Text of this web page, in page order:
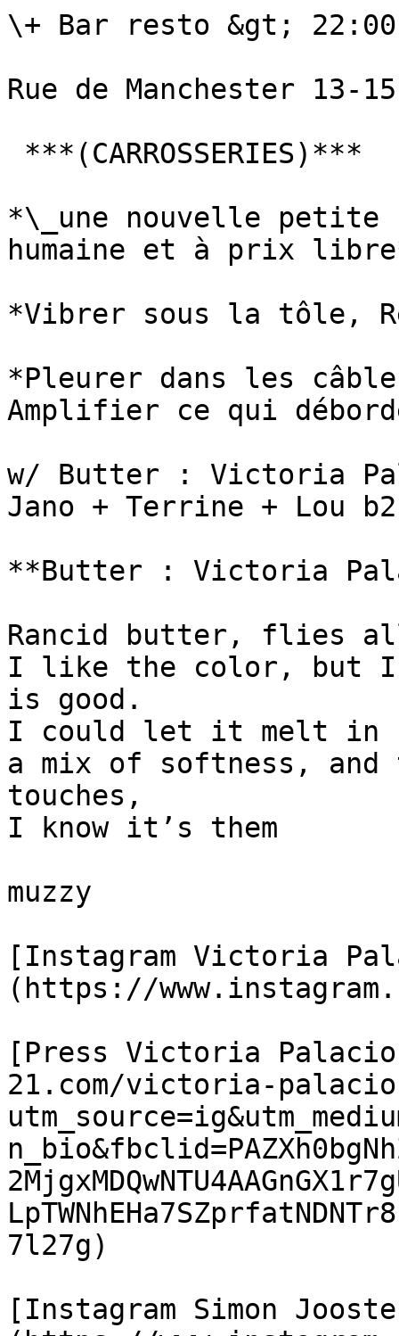
\+ Bar resto &gt;
Rue de Manchester 13-
*\_une nouvelle
humaine et à prix
*Vibrer sous la tôle,
*Pleurer dans les
Amplifier ce qui
w/ Butter : Victoria
Jano + Terrine + Lou
**Butter : Victoria
Rancid butter, flies
I like the color, but I
is good.
I could let it melt in
a mix of softness, and
touches,
I know it’s them
muzzy
[Instagram Victoria
(https://
[Press Victoria
21.com/victoria-
7l27g)
[Instagram Simon